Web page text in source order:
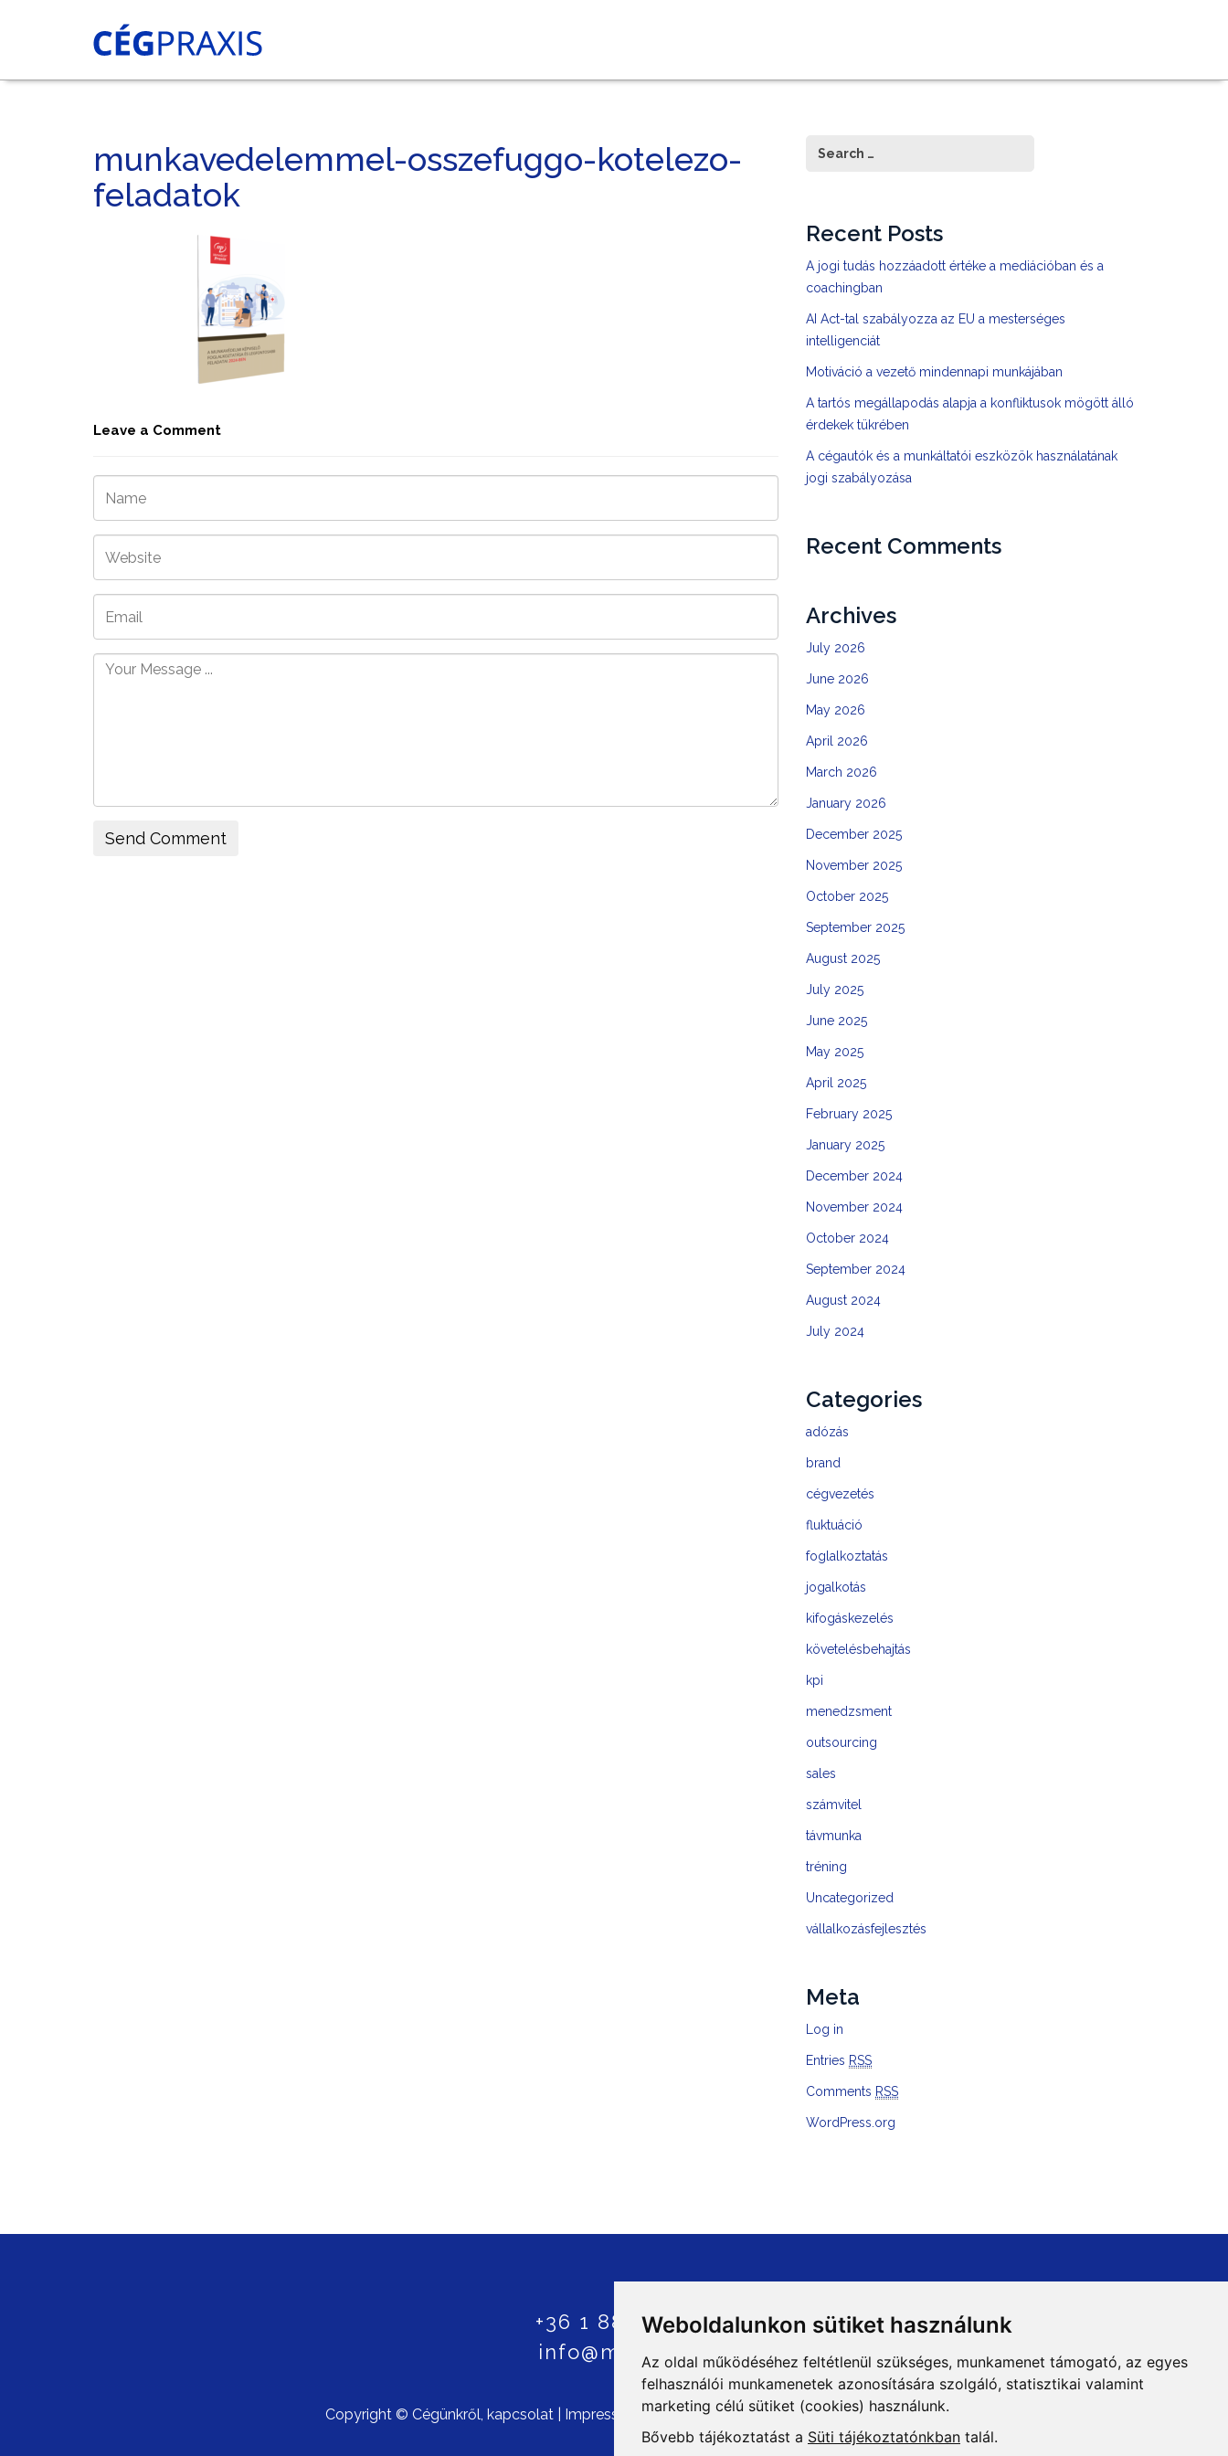
Weboldalunkon sütiket használunk
Az oldal működéséhez feltétlenül szükséges, munkamenet támogató, az egyes
felhasználói munkamenetek azonosítására szolgáló, statisztikai valamint
marketing célú sütiket (cookies) használunk.
Bővebb tájékoztatást a Süti tájékoztatónkban talál.
munkavedelemmel-osszefuggo-kotelezo-
feladatok
Leave a Comment
Recent Posts
A jogi tudás hozzáadott értéke a mediációban és a
coachingban
AI Act-tal szabályozza az EU a mesterséges
intelligenciát
Motiváció a vezető mindennapi munkájában
A tartós megállapodás alapja a konfliktusok mögött álló
érdekek tükrében
A cégautók és a munkáltatói eszközök használatának
jogi szabályozása
Recent Comments
Archives
July 2026
June 2026
May 2026
April 2026
March 2026
January 2026
December 2025
November 2025
October 2025
September 2025
August 2025
July 2025
June 2025
May 2025
April 2025
February 2025
January 2025
December 2024
November 2024
October 2024
September 2024
August 2024
July 2024
Categories
adózás
brand
cégvezetés
fluktuáció
foglalkoztatás
jogalkotás
kifogáskezelés
követelésbehajtás
kpi
menedzsment
outsourcing
sales
számvitel
távmunka
tréning
Uncategorized
vállalkozásfejlesztés
Meta
Log in
Entries RSS
Comments RSS
WordPress.org
+36 1 8807600
info@mprx.hu
Copyright © Cégünkről, kapcsolat| Impresszum|ÁSZF|Szerzői jogok |Adatvédelem